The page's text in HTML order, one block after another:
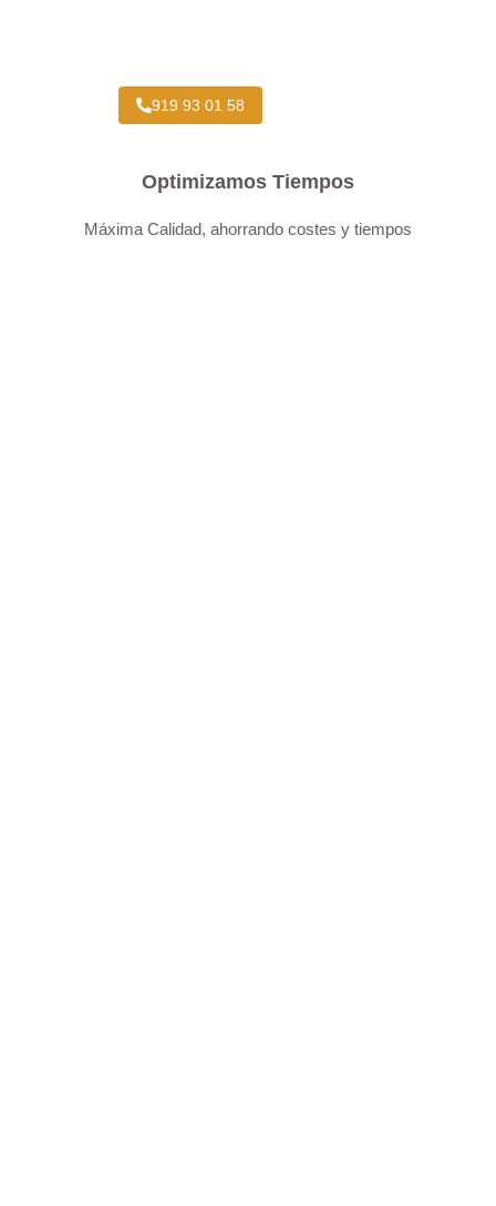
919 93 01 58
Optimizamos Tiempos
Máxima Calidad, ahorrando costes y tiempos